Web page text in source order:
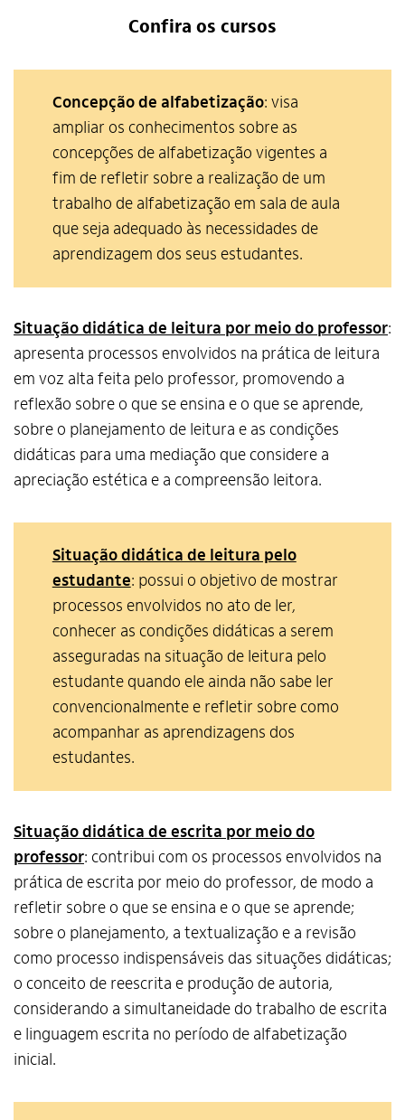
Confira os cursos
Concepção de alfabetização: visa
ampliar os conhecimentos sobre as
concepções de alfabetização vigentes a
fim de refletir sobre a realização de um
trabalho de alfabetização em sala de aula
que seja adequado às necessidades de
aprendizagem dos seus estudantes.
Situação didática de leitura por meio do professor:
apresenta processos envolvidos na prática de leitura
em voz alta feita pelo professor, promovendo a
reflexão sobre o que se ensina e o que se aprende,
sobre o planejamento de leitura e as condições
didáticas para uma mediação que considere a
apreciação estética e a compreensão leitora.
Situação didática de leitura pelo
estudante: possui o objetivo de mostrar
processos envolvidos no ato de ler,
conhecer as condições didáticas a serem
asseguradas na situação de leitura pelo
estudante quando ele ainda não sabe ler
convencionalmente e refletir sobre como
acompanhar as aprendizagens dos
estudantes.
Situação didática de escrita por meio do
professor: contribui com os processos envolvidos na
prática de escrita por meio do professor, de modo a
refletir sobre o que se ensina e o que se aprende;
sobre o planejamento, a textualização e a revisão
como processo indispensáveis das situações didáticas;
o conceito de reescrita e produção de autoria,
considerando a simultaneidade do trabalho de escrita
e linguagem escrita no período de alfabetização
inicial.